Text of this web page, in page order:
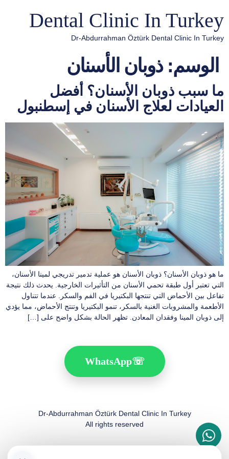
Dental Clinic In Turkey
Dr-Abdurrahman Öztürk Dental Clinic In Turkey
الوسم:ذوبان الأسنان
ما سبب ذوبان الأسنان؟ أفضل
العيادات لعلاج الأسنان في إسطنبول
ما هو ذوبان الأسنان؟ ذوبان الأسنان هو عملية تدمير تدريجي لمينا الأسنان،
التي تعتبر أول طبقة تحمي الأسنان من التأثيرات الخارجية. يحدث ذلك نتيجة
تفاعل بين الأحماض التي تنتجها البكتيريا في الفم والسكر. عندما تتناول
الأطعمة والمشروبات الغنية بالسكر، تنمو البكتيريا وتنتج الأحماض، مما يؤدي
إلى ذوبان المينا وفقدان المعادن. تظهر الحالة بشكل واضح على […]
☏
WhatsApp
Dr-Abdurrahman Öztürk Dental Clinic In Turkey
All rights reserved